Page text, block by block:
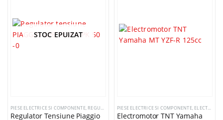
STOC EPUIZAT
PIESE ELECTRICE SI COMPONENTE, REGULATORI TENSIUNE
Regulator Tensiune Piaggio
PIESE ELECTRICE SI COMPONENTE, ELECTROMOTOARE SI COMPONENTE
Electromotor TNT Yamaha